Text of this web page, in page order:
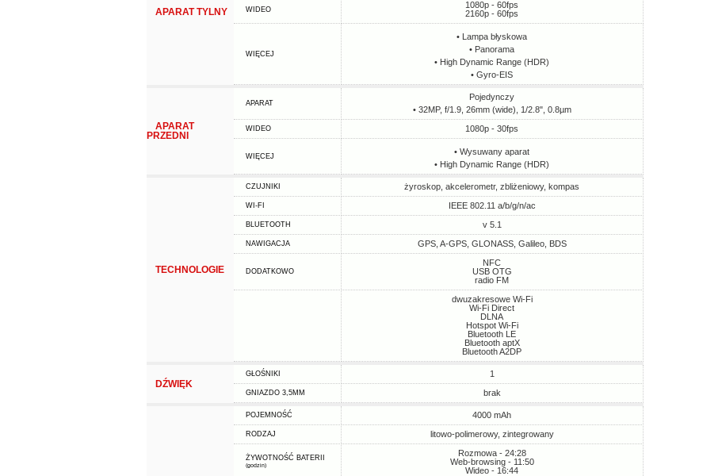
APARAT TYLNY WIDEO
1080p - 60fps
2160p - 60fps
WIĘCEJ
• Lampa błyskowa
• Panorama
• High Dynamic Range (HDR)
• Gyro-EIS
APARAT
PRZEDNI
APARAT
Pojedynczy
• 32MP, f/1.9, 26mm (wide), 1/2.8", 0.8µm
WIDEO 1080p - 30fps
WIĘCEJ
• Wysuwany aparat
• High Dynamic Range (HDR)
TECHNOLOGIE
CZUJNIKI żyroskop, akcelerometr, zbliżeniowy, kompas
WI-FI IEEE 802.11 a/b/g/n/ac
BLUETOOTH v 5.1
NAWIGACJA GPS, A-GPS, GLONASS, Galileo, BDS
DODATKOWO
NFC
USB OTG
radio FM
dwuzakresowe Wi-Fi
Wi-Fi Direct
DLNA
Hotspot Wi-Fi
Bluetooth LE
Bluetooth aptX
Bluetooth A2DP
DŹWIĘK
GŁOŚNIKI 1
GNIAZDO 3,5MM brak
POJEMNOŚĆ 4000 mAh
RODZAJ litowo-polimerowy, zintegrowany
ŻYWOTNOŚĆ BATERII
(godzin)
Rozmowa - 24:28
Web-browsing - 11:50
Wideo - 16:44